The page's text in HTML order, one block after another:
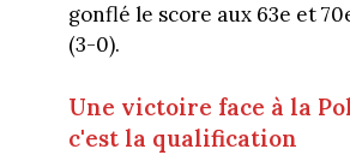
gonflé le score aux 63e et
(3-0).
Une victoire face à la
c'est la qualification